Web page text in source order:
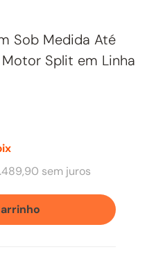
Sob Medida Até
Split em Linha
.489,90 sem juros